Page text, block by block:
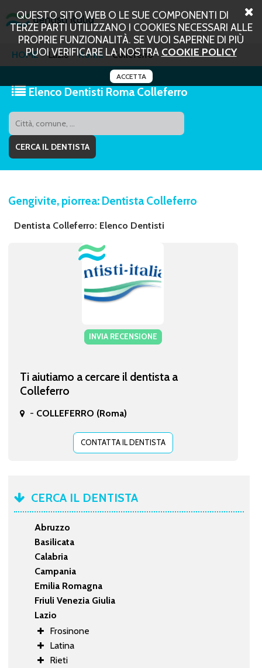
QUESTO SITO WEB O LE SUE COMPONENTI DI
TERZE PARTI UTILIZZANO I COOKIES NECESSARI ALLE
PROPRIE FUNZIONALITÀ. SE VUOI SAPERNE DI PIÙ
PUOI VERIFICARE LA NOSTRA COOKIE POLICY
ACCETTA
HOME Lazio Roma Colleferro
Elenco Dentisti Roma Colleferro
Gengivite, piorrea: Dentista Colleferro
Dentista Colleferro: Elenco Dentisti
INVIA RECENSIONE
Ti aiutiamo a cercare il dentista a
Colleferro
- COLLEFERRO (Roma)
CONTATTA IL DENTISTA
CERCA IL DENTISTA
Abruzzo
Basilicata
Calabria
Campania
Emilia Romagna
Friuli Venezia Giulia
Lazio
Frosinone
Latina
Rieti